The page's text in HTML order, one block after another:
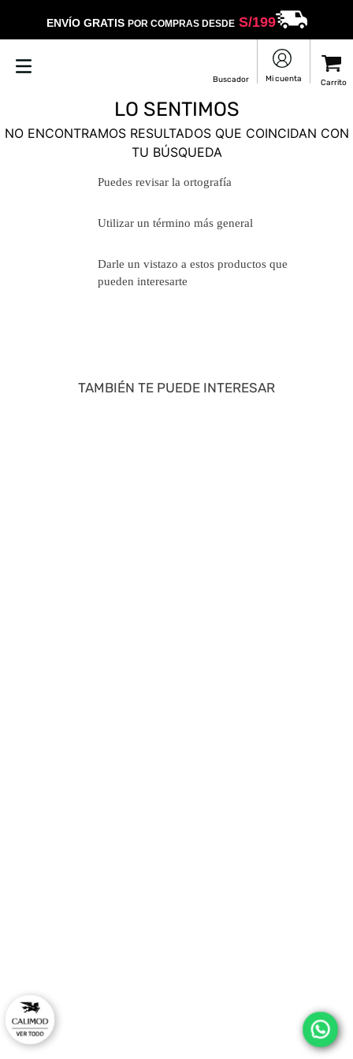
ENVÍO GRATIS POR COMPRAS DESDES/199
LO SENTIMOS
NO ENCONTRAMOS RESULTADOS QUE COINCIDAN CON
TU BÚSQUEDA
Puedes revisar la ortografía
Utilizar un término más general
Darle un vistazo a estos productos
que pueden interesarte
TAMBIÉN TE PUEDE INTERESAR